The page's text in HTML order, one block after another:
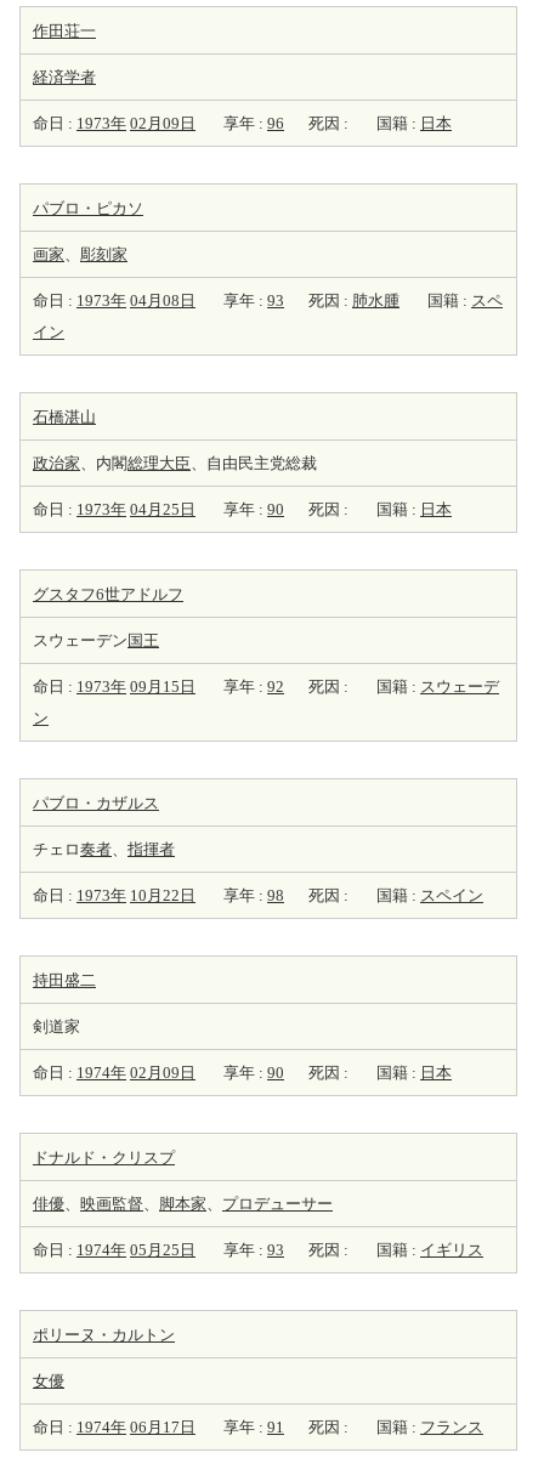
作田荘一
経済学者
命日 : 1973年 02月09日 享年 : 96 死因 : 国籍 : 日本
パブロ・ピカソ
画家、 彫刻家
命日 : 1973年 04月08日 享年 : 93 死因 : 肺水腫 国籍 : スペ
イン
石橋湛山
政治家、内閣総理大臣、自由民主党総裁
命日 : 1973年 04月25日 享年 : 90 死因 : 国籍 : 日本
グスタフ6世アドルフ
スウェーデン 国王
命日 : 1973年 09月15日 享年 : 92 死因 : 国籍 : スウェーデ
ン
パブロ・カザルス
チェロ奏者、 指揮者
命日 : 1973年 10月22日 享年 : 98 死因 : 国籍 : スペイン
持田盛二
剣道家
命日 : 1974年 02月09日 享年 : 90 死因 : 国籍 : 日本
ドナルド・クリスプ
俳優、 映画監督、 脚本家、 プロデューサー
命日 : 1974年 05月25日 享年 : 93 死因 : 国籍 : イギリス
ポリーヌ・カルトン
女優
命日 : 1974年 06月17日 享年 : 91 死因 : 国籍 : フランス